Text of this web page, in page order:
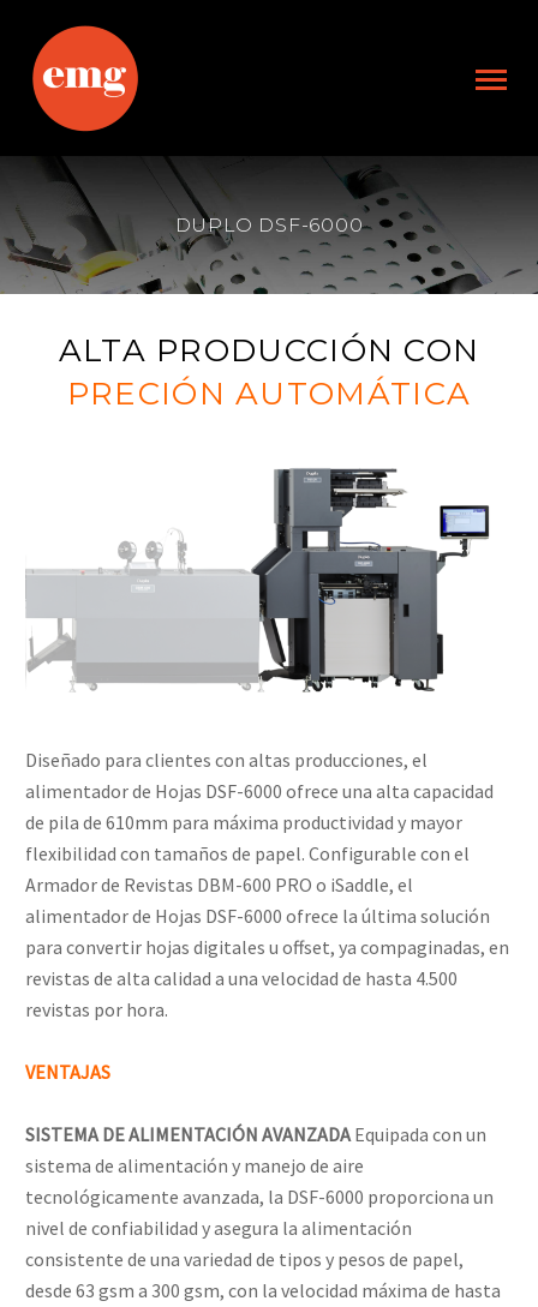
DUPLO DSF-6000
ALTA PRODUCCIÓN CON
PRECIÓN AUTOMÁTICA
Diseñado para clientes con altas producciones, el
alimentador de Hojas DSF-6000 ofrece una alta capacidad
de pila de 610mm para máxima productividad y mayor
flexibilidad con tamaños de papel. Configurable con el
Armador de Revistas DBM-600 PRO o iSaddle, el
alimentador de Hojas DSF-6000 ofrece la última solución
para convertir hojas digitales u offset, ya compaginadas, en
revistas de alta calidad a una velocidad de hasta 4.500
revistas por hora.
VENTAJAS
SISTEMA DE ALIMENTACIÓN AVANZADA Equipada con un
sistema de alimentación y manejo de aire
tecnológicamente avanzada, la DSF-6000 proporciona un
nivel de confiabilidad y asegura la alimentación
consistente de una variedad de tipos y pesos de papel,
desde 63 gsm a 300 gsm, con la velocidad máxima de hasta